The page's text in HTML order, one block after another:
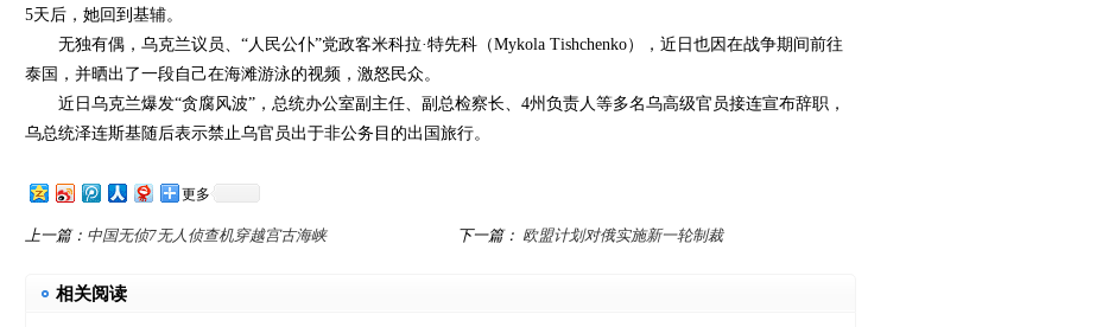
5天后，她回到基辅。
无独有偶，乌克兰议员、“人民公仆”党政客米科拉·特先科（Mykola Tishchenko），近日也因在战争期间前往
泰国，并晒出了一段自己在海滩游泳的视频，激怒民众。
近日乌克兰爆发“贪腐风波”，总统办公室副主任、副总检察长、4州负责人等多名乌高级官员接连宣布辞职，
乌总统泽连斯基随后表示禁止乌官员出于非公务目的出国旅行。
更多
上一篇： 中国无侦7无人侦查机穿越宫古海峡 下一篇： 欧盟计划对俄实施新一轮制裁
相关阅读